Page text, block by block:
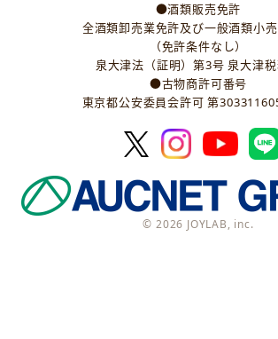
●酒類販売免許
全酒類卸売業免許及び一般酒類小
（免許条件なし）
泉大津法（証明）第3号 泉大津
●古物商許可番号
東京都公安委員会許可 第
© 2026 JOYLAB, inc.